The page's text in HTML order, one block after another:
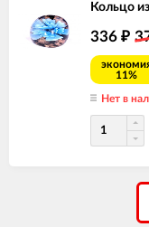
Кольцо
336 ₽
11%
Нет в